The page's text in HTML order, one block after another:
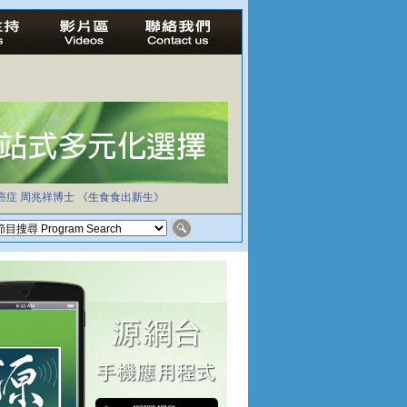
症 周兆祥博士 《生食食出新生》